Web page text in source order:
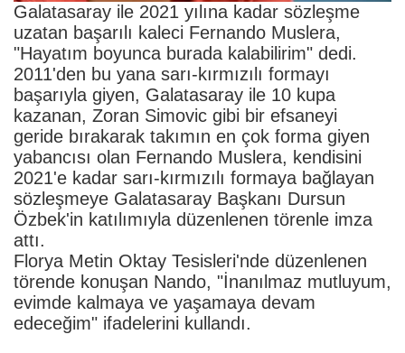
Galatasaray ile 2021 yılına kadar sözleşme
uzatan başarılı kaleci Fernando Muslera,
"Hayatım boyunca burada kalabilirim" dedi.
2011'den bu yana sarı-kırmızılı formayı
başarıyla giyen, Galatasaray ile 10 kupa
kazanan, Zoran Simovic gibi bir efsaneyi
geride bırakarak takımın en çok forma giyen
yabancısı olan Fernando Muslera, kendisini
2021'e kadar sarı-kırmızılı formaya bağlayan
sözleşmeye Galatasaray Başkanı Dursun
Özbek'in katılımıyla düzenlenen törenle imza
attı.
Florya Metin Oktay Tesisleri'nde düzenlenen
törende konuşan Nando, "İnanılmaz mutluyum,
evimde kalmaya ve yaşamaya devam
edeceğim" ifadelerini kullandı.